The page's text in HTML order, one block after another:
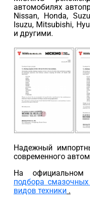
автомобилях
Nissan, Honda,
Isuzu, Mitsubishi,
и другими.
Надежный
современного
На
подбора
видов техники .